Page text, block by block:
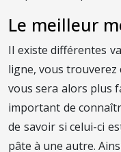
Le meilleur
Il existe différentes
ligne, vous trouverez
vous sera alors plus
important de
de savoir si celui-ci
pâte à une autre.